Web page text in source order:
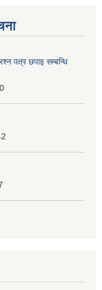
पत्र छपाइ सम्बन्धि